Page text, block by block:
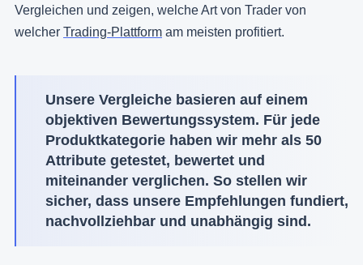
Vergleichen und zeigen, welche Art von Trader von
welcher Trading-Plattform am meisten profitiert.
Unsere Vergleiche basieren auf einem
objektiven Bewertungssystem. Für jede
Produktkategorie haben wir mehr als 50
Attribute getestet, bewertet und
miteinander verglichen. So stellen wir
sicher, dass unsere Empfehlungen fundiert,
nachvollziehbar und unabhängig sind.